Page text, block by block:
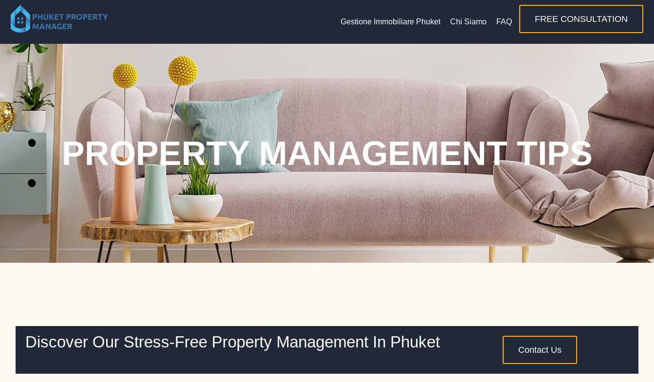
Gestione Immobiliare Phuket Chi Siamo FAQ FREE CONSULTATION
PROPERTY MANAGEMENT TIPS
Discover Our Stress-Free Property Management In Phuket Contact Us